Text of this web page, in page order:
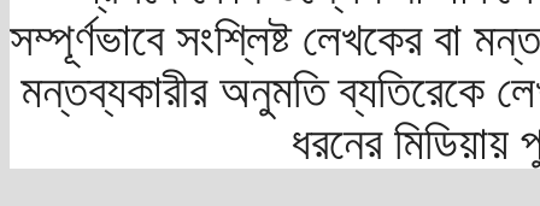
সম্পূর্ণভাবে সংশ্লিষ্ট লেখকের বা
মন্তব্যকারীর অনুমতি ব্যতিরেকে
ধরনের মিডিয়ায়